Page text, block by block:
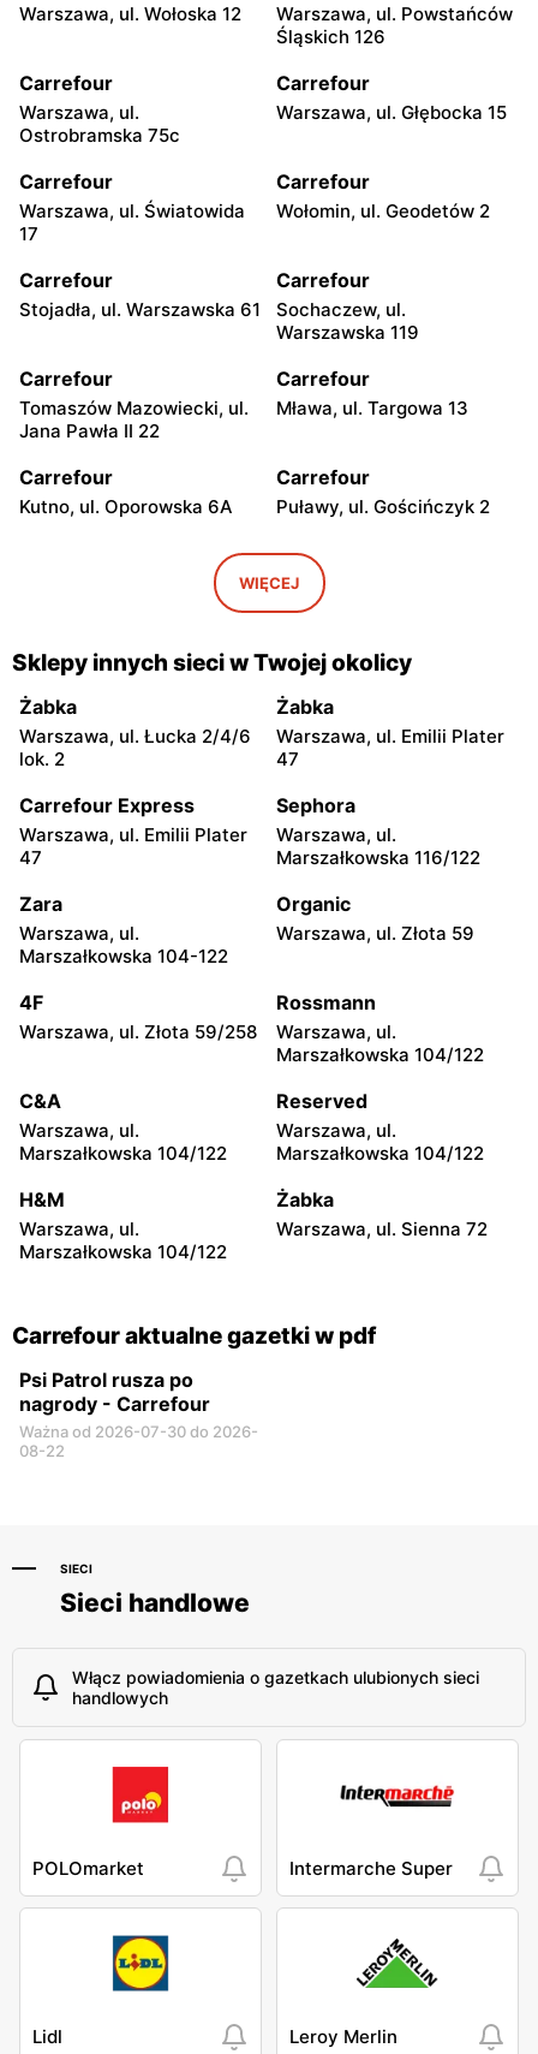
Warszawa, ul. Wołoska 12
Warszawa, ul. Powstańców
Śląskich 126
Carrefour
Warszawa, ul.
Ostrobramska 75c
Carrefour
Warszawa, ul. Głębocka 15
Carrefour
Warszawa, ul. Światowida
17
Carrefour
Wołomin, ul. Geodetów 2
Carrefour
Stojadła, ul. Warszawska 61
Carrefour
Sochaczew, ul.
Warszawska 119
Carrefour
Tomaszów Mazowiecki, ul.
Jana Pawła II 22
Carrefour
Mława, ul. Targowa 13
Carrefour
Kutno, ul. Oporowska 6A
Carrefour
Puławy, ul. Gościńczyk 2
Przybyszewskiego 176/178
Carrefour
Łódź, ul. Kolumny 6/36
Carrefour
Łódź al. Ks. Bp. Władysława
Bandurskiego 49
Carrefour
Pabianice, ul. Popławska
4/20
Carrefour
Juliusza Słowackiego 123
Carrefour
Sobieskiego 9
Carrefour
ul. Adama Mickiewicza 30
Carrefour
Carrefour
20
Carrefour
Witosa 6
Carrefour
28
Carrefour
Krasickiego 1 b
Carrefour
20
Carrefour
63a
Carrefour Carrefour
WIĘCEJ
Sklepy innych sieci w Twojej okolicy
Żabka
Warszawa, ul. Łucka 2/4/6
lok. 2
Żabka
Warszawa, ul. Emilii Plater
47
Carrefour Express
Warszawa, ul. Emilii Plater
47
Sephora
Warszawa, ul.
Marszałkowska 116/122
Zara
Warszawa, ul.
Marszałkowska 104-122
Organic
Warszawa, ul. Złota 59
4F
Warszawa, ul. Złota 59/258
Rossmann
Warszawa, ul.
Marszałkowska 104/122
C&A
Warszawa, ul.
Marszałkowska 104/122
Reserved
Warszawa, ul.
Marszałkowska 104/122
H&M
Warszawa, ul.
Marszałkowska 104/122
Żabka
Warszawa, ul. Sienna 72
Carrefour aktualne gazetki w pdf
Psi Patrol rusza po
nagrody - Carrefour
Ważna od 2026-07-30 do 2026-
08-22
SIECI
Sieci handlowe
Włącz powiadomienia o gazetkach ulubionych sieci
handlowych
POLOmarket Intermarche Super
Lidl Leroy Merlin